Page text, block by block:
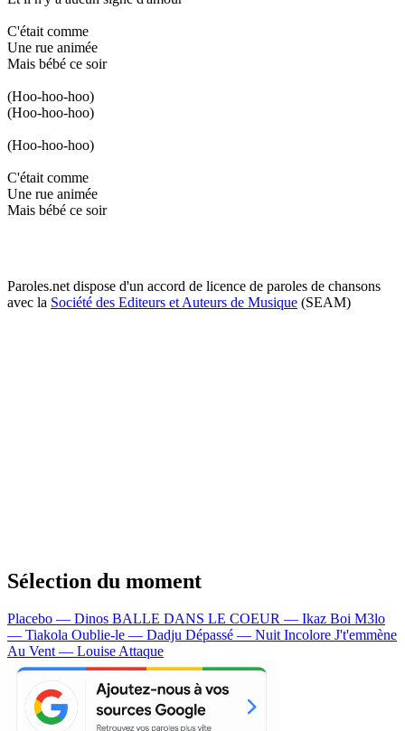
C'était comme
Une rue animée
Mais bébé ce soir
(Hoo-hoo-hoo)
(Hoo-hoo-hoo)
(Hoo-hoo-hoo)
C'était comme
Une rue animée
Mais bébé ce soir
Paroles.net dispose d'un accord de licence de paroles de chansons
avec la Société des Editeurs et Auteurs de Musique (SEAM)
Sélection du moment
Placebo — Dinos BALLE DANS LE COEUR — Ikaz Boi M3lo
— Tiakola Oublie-le — Dadju Dépassé — Nuit Incolore J't'emmène
Au Vent — Louise Attaque